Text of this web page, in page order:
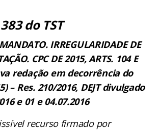
do TST
IRREGULARIDADE DE
CPC DE 2015, ARTS. 104 E
redação em decorrência do
– Res. 210/2016, DEJT divulgado
e 01 e 04.07.2016
recurso firmado por